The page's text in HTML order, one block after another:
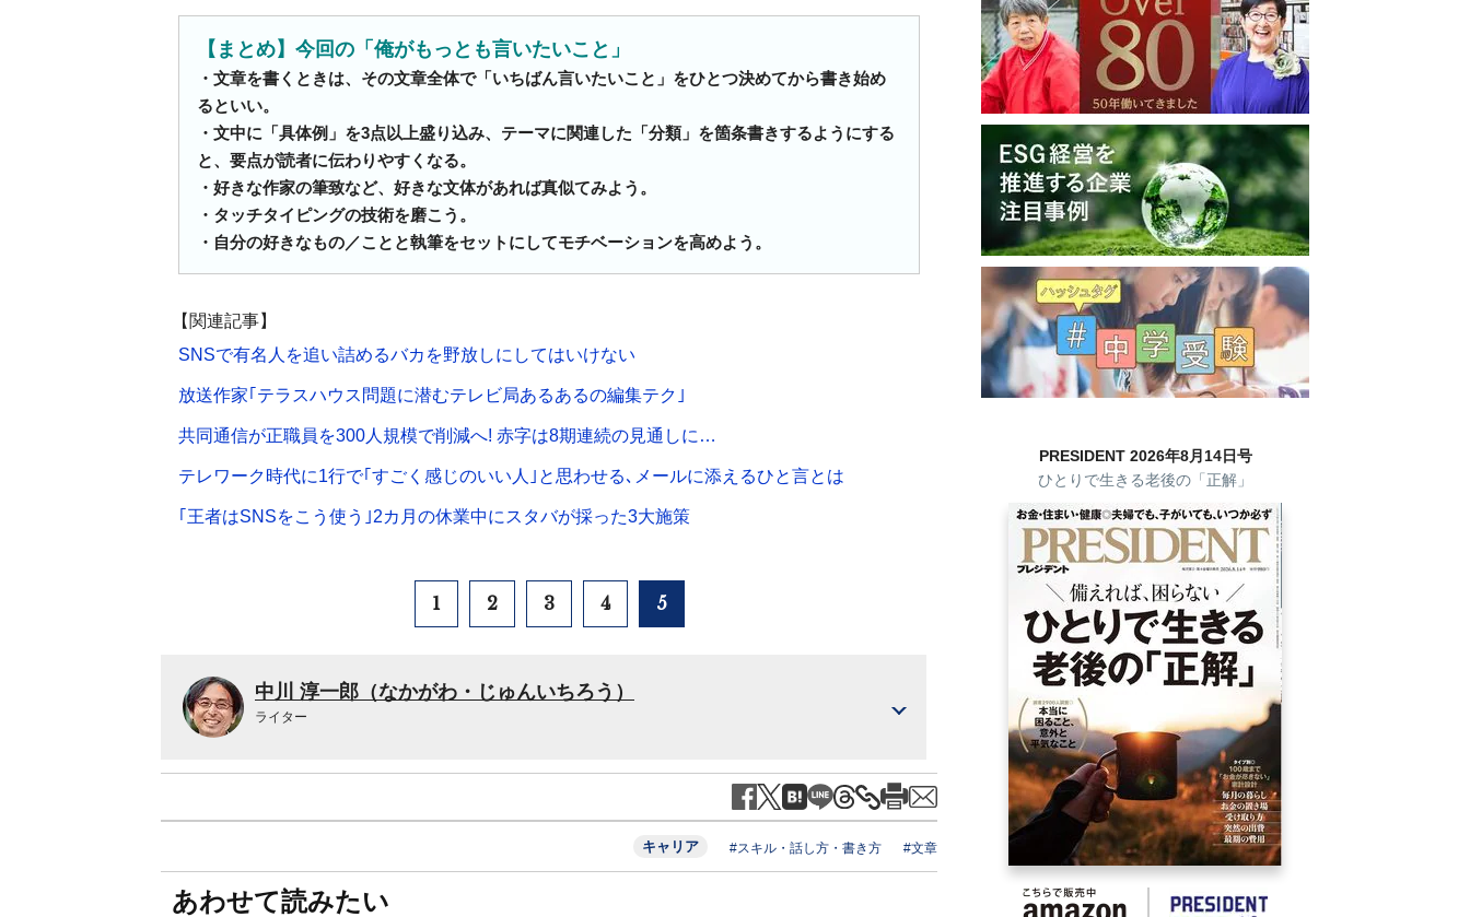
【まとめ】今回の「俺がもっとも言いたいこと」
・文章を書くときは、その文章全体で「いちばん言いたいこと」をひとつ決めてから書き始め
るといい。
・文中に「具体例」を3点以上盛り込み、テーマに関連した「分類」を箇条書きするようにする
と、要点が読者に伝わりやすくなる。
・好きな作家の筆致など、好きな文体があれば真似てみよう。
・タッチタイピングの技術を磨こう。
・自分の好きなもの／ことと執筆をセットにしてモチベーションを高めよう。
【関連記事】
SNSで有名人を追い詰めるバカを野放しにしてはいけない
放送作家｢テラスハウス問題に潜むテレビ局あるあるの編集テク｣
共同通信が正職員を300人規模で削減へ! 赤字は8期連続の見通しに…
テレワーク時代に1行で｢すごく感じのいい人｣と思わせる､メールに添えるひと言とは
｢王者はSNSをこう使う｣2カ月の休業中にスタバが採った3大施策
1 2 3 4 5
中川 淳一郎（なかがわ・じゅんいちろう）
ライター
キャリア #スキル・話し方・書き方 #文章
あわせて読みたい
PRESIDENT 2026年8月14日号
ひとりで生きる老後の「正解」